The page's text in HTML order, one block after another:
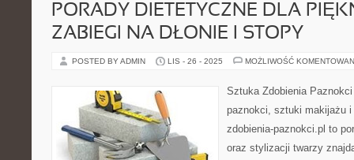
PORADY DIETETYCZNE DLA
ZABIEGI NA DŁONIE I STOPY
POSTED BY ADMIN LIS - 26 - 2025 MOŻLIWOŚĆ
Sztuka Zdobienia
paznokci, sztuki makijażu
zdobienia-paznokci.pl to
oraz stylizacji twarzy